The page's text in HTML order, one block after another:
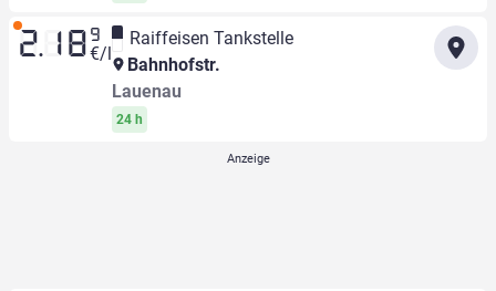
2.18 9
€/l
Raiffeisen Tankstelle
Bahnhofstr.
Lauenau
24 h